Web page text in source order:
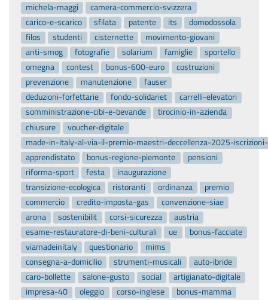
michela-maggi
camera-commercio-svizzera
carico-e-scarico
sfilata patente its
domodossola
filos
studenti cisternette
movimento-giovani
anti-smog
fotografie solarium famiglie
sportello
omegna
contest bonus-600-euro
costruzioni
prevenzione
manutenzione
fauser
deduzioni-forfettarie
fondo-solidariet
carrelli-elevatori
somministrazione-cibi-e-bevande
tirocinio-in-azienda
chiusure
voucher-digitale
made-in-italy-al-via-il-premio-maestri-deccellenza-2025-
apprendistato
bonus-regione-piemonte
pensioni
riforma-sport
festa
inaugurazione
transizione-ecologica
ristoranti ordinanza
premio
commercio
credito-imposta-gas
convenzione-siae
arona
sostenibilit corsi-sicurezza
austria
esame-restauratore-di-beni-culturali
ue
bonus-facciate
viamadeinitaly
questionario
mims
consegna-a-domicilio
strumenti-musicali
auto-ibride
caro-bollette
salone-gusto social
artigianato-digitale
impresa-40
oleggio corso-inglese
bonus-mamma